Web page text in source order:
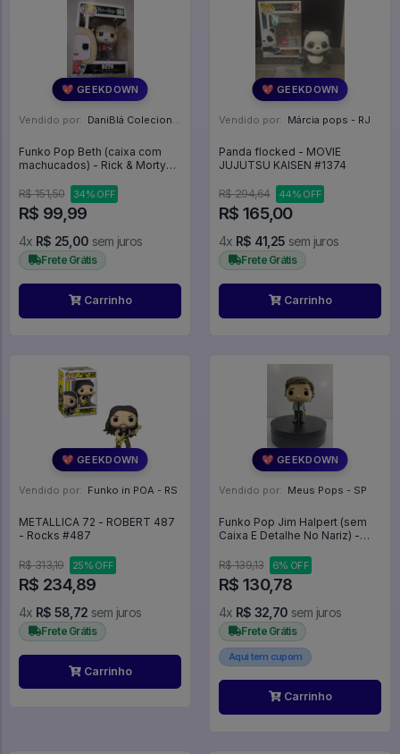
💖 GEEKDOWN
Vendido por: DaniBlá Colecionáveis - SP
Funko Pop Beth (caixa com
machucados) - Rick & Morty
R$ 151,50
34% OFF
R$ 99,99
4x R$ 25,00 sem juros
Frete Grátis
Carrinho
💖 GEEKDOWN
Vendido por: Márcia pops - RJ
Panda flocked - MOVIE
JUJUTSU KAISEN #1374
R$ 294,64 44% OFF
R$ 165,00
4x R$ 41,25 sem juros
Frete Grátis
Carrinho
💖 GEEKDOWN
Vendido por: Funko in POA - RS
METALLICA 72 - ROBERT 487
- Rocks #487
R$ 313,19 25% OFF
R$ 234,89
4x R$ 58,72 sem juros
Frete Grátis
Carrinho
💖 GEEKDOWN
Vendido por: Meus Pops - SP
Funko Pop Jim Halpert (sem
Caixa E Detalhe No Nariz) -
R$ 139,13
6% OFF
R$ 130,78
4x R$ 32,70 sem juros
Frete Grátis
Aqui tem cupom
Carrinho